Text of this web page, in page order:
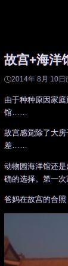
故宫+海洋
2014年 8月 10日
由于种种原因家
馆……
故宫感觉除了大
差……
动物园海洋馆还
确的选择。第一次
爸妈在故宫的合